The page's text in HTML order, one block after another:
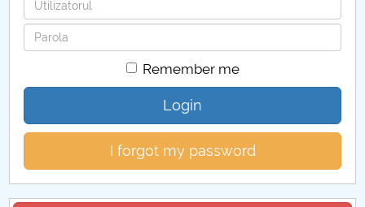
Password
Remember me
Login
I forgot my password